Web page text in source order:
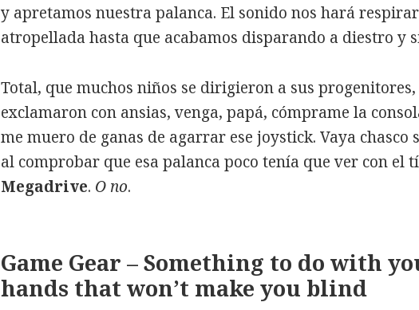
y apretamos nuestra palanca. El sonido nos hará
atropellada hasta que acabamos disparando a diestro y
Total, que muchos niños se dirigieron a sus
exclamaron con ansias, venga, papá, cómprame la
me muero de ganas de agarrar ese joystick. Vaya chasco
al comprobar que esa palanca poco tenía que ver con el
Megadrive. O no.
Game Gear – Something to do with
hands that won’t make you blind